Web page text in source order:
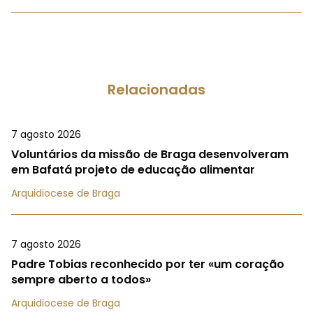
Relacionadas
7 agosto 2026
Voluntários da missão de Braga desenvolveram
em Bafatá projeto de educação alimentar
Arquidiocese de Braga
7 agosto 2026
Padre Tobias reconhecido por ter «um coração
sempre aberto a todos»
Arquidiocese de Braga